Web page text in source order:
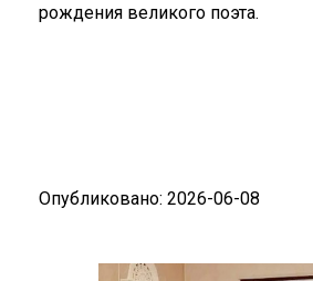
рождения великого поэта.
Опубликовано: 2026-06-08